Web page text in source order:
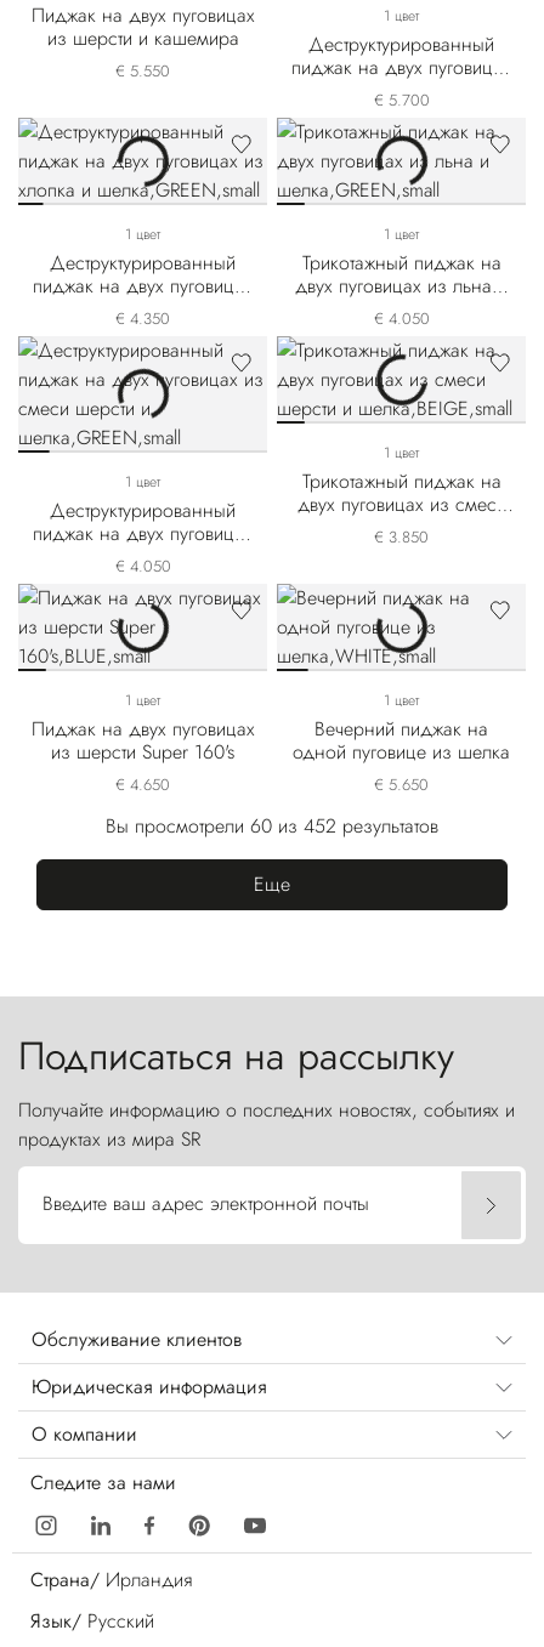
Пиджак на двух пуговицах
из шерсти и кашемира
€ 5.550
1 цвет
Деструктурированный
пиджак на двух пуговицах
из смеси кашемира и
шелка
€ 5.700
1 цвет
Деструктурированный
пиджак на двух пуговицах
из хлопка и шелка
€ 4.350
1 цвет
Трикотажный пиджак на
двух пуговицах из льна и
шелка
€ 4.050
1 цвет
Деструктурированный
пиджак на двух пуговицах
из смеси шерсти и шелка
€ 4.050
1 цвет
Трикотажный пиджак на
двух пуговицах из смеси
шерсти и шелка
€ 3.850
1 цвет
Пиджак на двух пуговицах
из шерсти Super 160's
€ 4.650
1 цвет
Вечерний пиджак на
одной пуговице из шелка
€ 5.650
Вы просмотрели 60 из 452 результатов
Еще
Подписаться на рассылку
Получайте информацию о последних новостях, событиях и
продуктах из мира SR
Введите ваш адрес электронной почты
Обслуживание клиентов
Юридическая информация
О компании
Следите за нами
Страна/ Ирландия
Язык/ Русский